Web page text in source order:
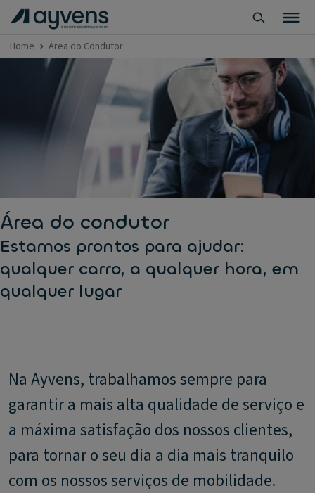
Home Área do Condutor
Área do condutor
Estamos prontos para ajudar:
qualquer carro, a qualquer hora, em
qualquer lugar
Na Ayvens, trabalhamos sempre para
garantir a mais alta qualidade de serviço e
a máxima satisfação dos nossos clientes,
para tornar o seu dia a dia mais tranquilo
com os nossos serviços de mobilidade.